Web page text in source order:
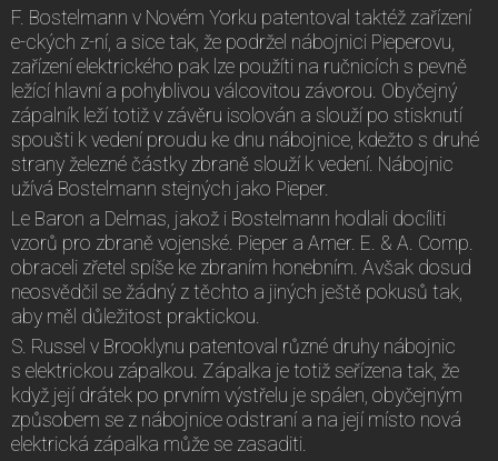
F. Bostelmann v Novém Yorku patentoval taktéž zařízení
e-ckých z-ní, a sice tak, že podržel nábojnici Pieperovu,
zařízení elektrického pak lze použíti na ručnicích s pevně
ležící hlavní a pohyblivou válcovitou závorou. Obyčejný
zápalník leží totiž v závěru isolován a slouží po stisknutí
spoušti k vedení proudu ke dnu nábojnice, kdežto s druhé
strany železné částky zbraně slouží k vedení. Nábojnic
užívá Bostelmann stejných jako Pieper.
Le Baron a Delmas, jakož i Bostelmann hodlali docíliti
vzorů pro zbraně vojenské. Pieper a Amer. E. & A. Comp.
obraceli zřetel spíše ke zbraním honebním. Avšak dosud
neosvědčil se žádný z těchto a jiných ještě pokusů tak,
aby měl důležitost praktickou.
S. Russel v Brooklynu patentoval různé druhy nábojnic
s elektrickou zápalkou. Zápalka je totiž seřízena tak, že
když její drátek po prvním výstřelu je spálen, obyčejným
způsobem se z nábojnice odstraní a na její místo nová
elektrická zápalka může se zasaditi.